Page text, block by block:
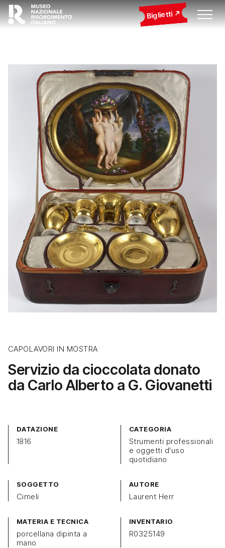
Biglietti
CAPOLAVORI IN MOSTRA
Servizio da cioccolata donato
da Carlo Alberto a G. Giovanetti
DATAZIONE
1816
CATEGORIA
Strumenti professionali
e oggetti d'uso
quotidiano
SOGGETTO
Cimeli
AUTORE
Laurent Herr
MATERIA E TECNICA
porcellana dipinta a
mano
INVENTARIO
R0325149